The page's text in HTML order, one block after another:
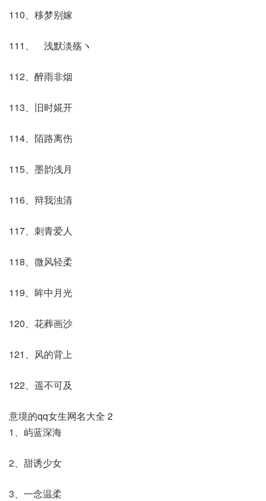
110、移梦别嫁
111、ゝ浅默淡殇ヽ
112、醉雨非烟
113、旧时婲开
114、陌路离伤
115、墨韵浅月
116、辩我浊清
117、刺青爱人
118、微风轻柔
119、眸中月光
120、花葬画沙
121、风的背上
122、遥不可及
意境的qq女生网名大全 2
1、屿蓝深海
2、甜诱少女
3、一念温柔